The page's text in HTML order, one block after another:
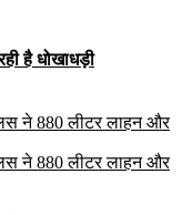
है धोखाधड़ी